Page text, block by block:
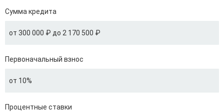
Сумма кредита
от 300 000 ₽ до 2 170 500 ₽
Первоначальный взнос
от 10%
Процентные ставки